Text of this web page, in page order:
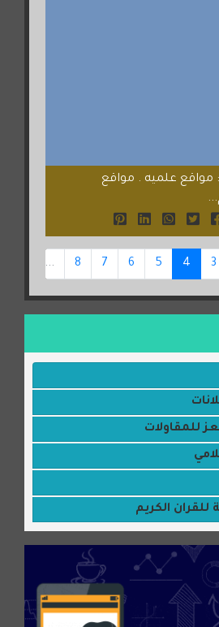
مواقع علميه . مواقع
3
4
5
6
7
8
...
للمقاولات
للقران الكريم